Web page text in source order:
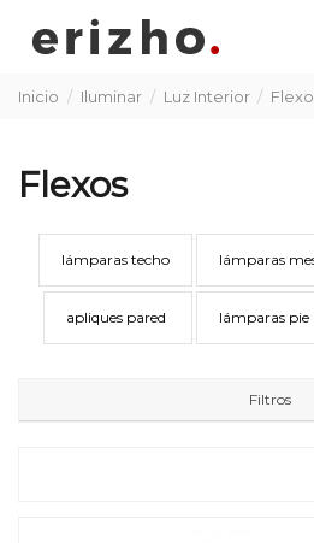
Inicio Iluminar Luz Interior
Flexos
lámparas techo lámparas
apliques pared lámparas pie
Filtros